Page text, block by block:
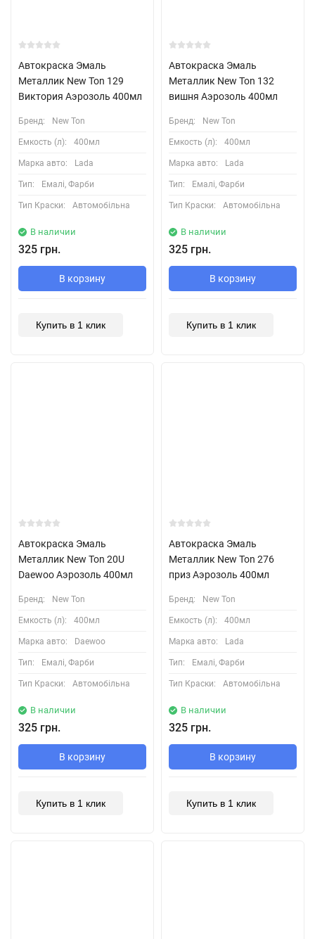
Автокраска Эмаль
Металлик New Ton 129
Виктория Аэрозоль 400мл
Бренд: New Ton
Емкость (л): 400мл
Марка авто: Lada
Тип: Емалі, Фарби
Тип Краски: Автомобільна
В наличии
325 грн.
В корзину
Купить в 1 клик
Автокраска Эмаль
Металлик New Ton 132
вишня Аэрозоль 400мл
Бренд: New Ton
Емкость (л): 400мл
Марка авто: Lada
Тип: Емалі, Фарби
Тип Краски: Автомобільна
В наличии
325 грн.
В корзину
Купить в 1 клик
Автокраска Эмаль
Металлик New Ton 20U
Daewoo Аэрозоль 400мл
Бренд: New Ton
Емкость (л): 400мл
Марка авто: Daewoo
Тип: Емалі, Фарби
Тип Краски: Автомобільна
В наличии
325 грн.
В корзину
Купить в 1 клик
Автокраска Эмаль
Металлик New Ton 276
приз Аэрозоль 400мл
Бренд: New Ton
Емкость (л): 400мл
Марка авто: Lada
Тип: Емалі, Фарби
Тип Краски: Автомобільна
В наличии
325 грн.
В корзину
Купить в 1 клик